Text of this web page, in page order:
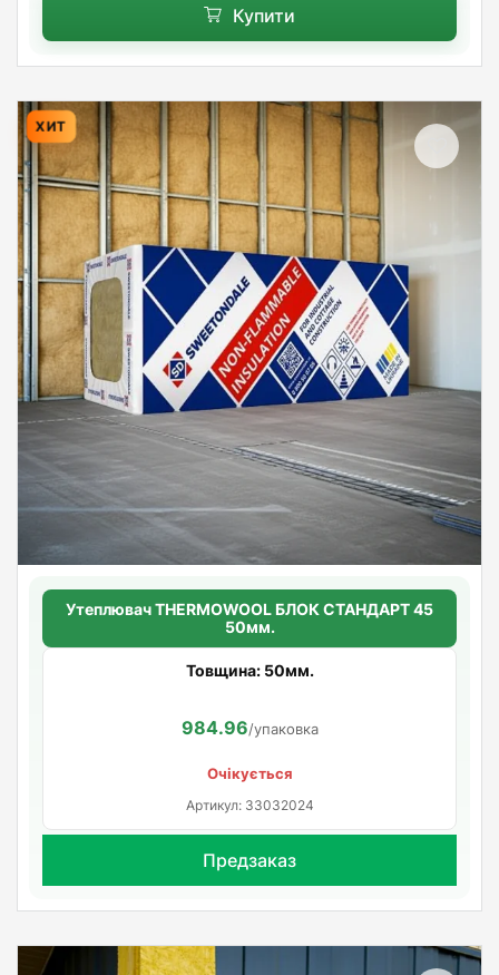
Купити
ХИТ
Утеплювач THERMOWOOL БЛОК СТАНДАРТ 45
50мм.
Товщина: 50мм.
984.96/упаковка
Очікується
Артикул: 33032024
Предзаказ